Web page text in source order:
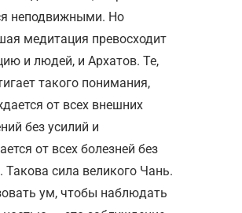
неподвижными. Но
медитация превосходит
и людей, и Архатов. Те,
такого понимания,
от всех внешних
без усилий и
от всех болезней без
Такова сила великого Чань.
ум, чтобы наблюдать